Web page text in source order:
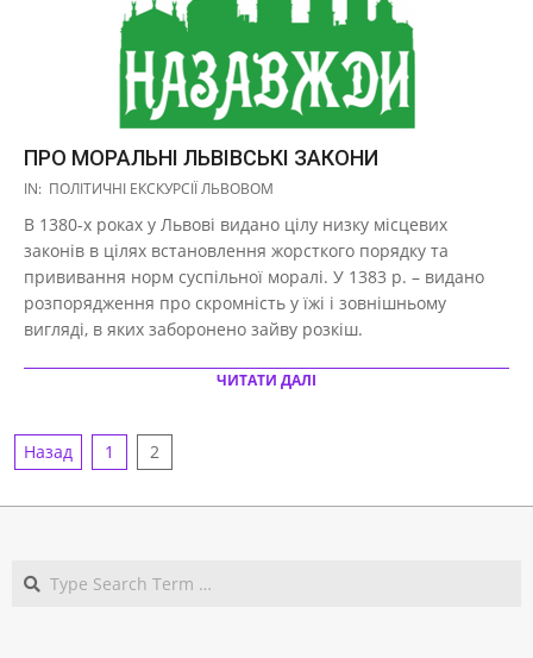
ПРО МОРАЛЬНІ ЛЬВІВСЬКІ ЗАКОНИ
2017-
27
IN: ПОЛІТИЧНІ ЕКСКУРСІЇ ЛЬВОВОМ
В 1380-х роках у Львові видано цілу низку місцевих
законів в цілях встановлення жорсткого порядку та
прививання норм суспільної моралі. У 1383 р. – видано
розпорядження про скромність у їжі і зовнішньому
вигляді, в яких заборонено зайву розкіш.
ЧИТАТИ ДАЛІ
НАВІГАЦІЯ
Назад 1 2